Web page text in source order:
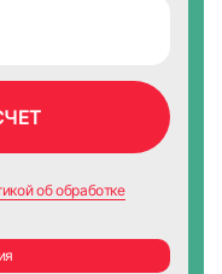
об обработке